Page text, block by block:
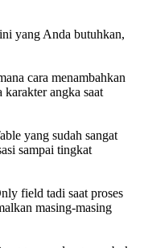
yang Anda butuhkan,
cara menambahkan
angka saat
yang sudah sangat
sampai tingkat
field tadi saat proses
masing-masing